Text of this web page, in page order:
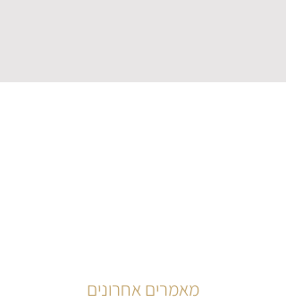
מאמרים אחרונים